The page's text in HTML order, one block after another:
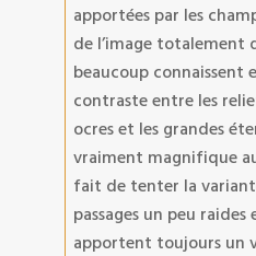
apportées par les
de l’image totalement
beaucoup connaissent
contraste entre les
ocres et les grandes
vraiment magnifique
fait de tenter la
passages un peu
apportent toujours un